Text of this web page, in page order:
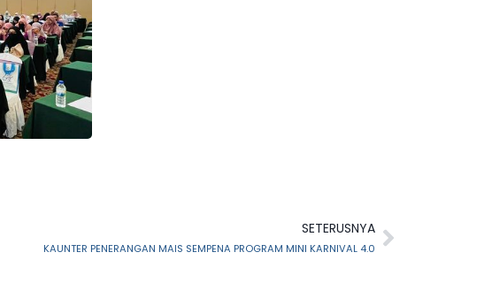
SETERUSNYA
KAUNTER PENERANGAN MAIS SEMPENA PROGRAM MINI KARNIVAL 4.0